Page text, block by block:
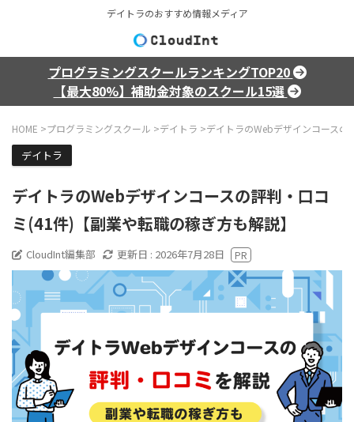
デイトラのおすすめ情報メディア
プログラミングスクールランキングTOP20
【最大80%】補助金対象のスクール15選
HOME >プログラミングスクール >デイトラ >デイトラのWebデザインコース
デイトラ
デイトラのWebデザインコースの評判・口コ
ミ(41件)【副業や転職の稼ぎ方も解説】
CloudInt編集部 更新日 : 2026年7月28日